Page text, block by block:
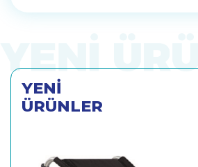
YENİ
ÜRÜNLER